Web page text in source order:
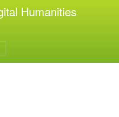
メ
イ
コ
テ
Humanities